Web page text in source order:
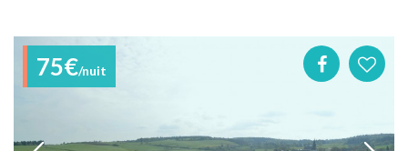
75€/nuit